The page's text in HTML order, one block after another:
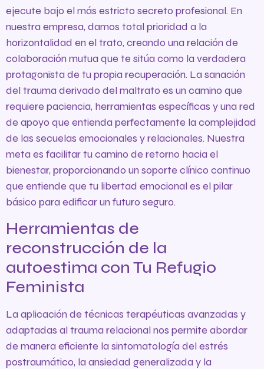
ejecute bajo el más estricto secreto profesional. En
nuestra empresa, damos total prioridad a la
horizontalidad en el trato, creando una relación de
colaboración mutua que te sitúa como la verdadera
protagonista de tu propia recuperación. La sanación
del trauma derivado del maltrato es un camino que
requiere paciencia, herramientas específicas y una red
de apoyo que entienda perfectamente la complejidad
de las secuelas emocionales y relacionales. Nuestra
meta es facilitar tu camino de retorno hacia el
bienestar, proporcionando un soporte clínico continuo
que entiende que tu libertad emocional es el pilar
básico para edificar un futuro seguro.
Herramientas de
reconstrucción de la
autoestima con Tu Refugio
Feminista
La aplicación de técnicas terapéuticas avanzadas y
adaptadas al trauma relacional nos permite abordar
de manera eficiente la sintomatología del estrés
postraumático, la ansiedad generalizada y la